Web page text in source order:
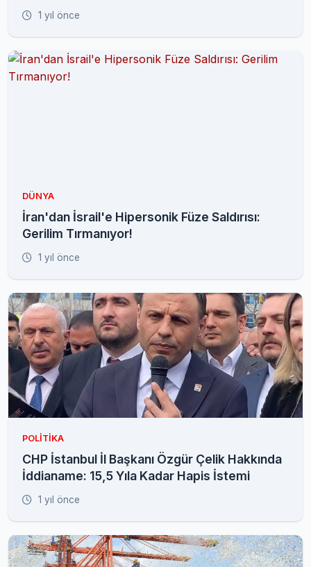
1 yıl önce
DÜNYA
İran'dan İsrail'e Hipersonik Füze Saldırısı:
Gerilim Tırmanıyor!
1 yıl önce
POLITIKA
CHP İstanbul İl Başkanı Özgür Çelik Hakkında
İddianame: 15,5 Yıla Kadar Hapis İstemi
1 yıl önce